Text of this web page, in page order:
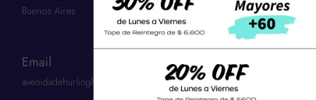
Buenos Aires
Email
avenidadehurlinghamscs@gmail.com